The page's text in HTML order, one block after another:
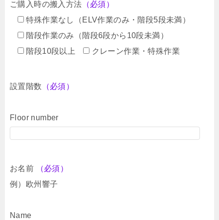
ご購入時の搬入方法 （必須）
特殊作業なし（ELV作業のみ・階段5段未満）
階段作業のみ（階段6段から10段未満）
階段10段以上
クレーン作業・特殊作業
設置階数 （必須）
Floor number
お名前
（必須）
例）欧州響子
Name